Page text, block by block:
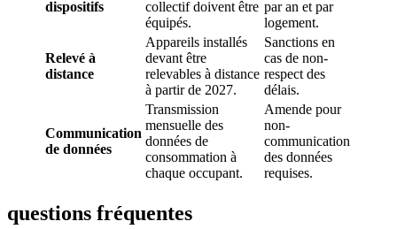
dispositifs
collectif doivent être
équipés.
par an et par
logement.
Relevé à
distance
Appareils installés
devant être
relevables à distance
à partir de 2027.
Sanctions en
cas de non-
respect des
délais.
Communication
de données
Transmission
mensuelle des
données de
consommation à
chaque occupant.
Amende pour
non-
communication
des données
requises.
questions fréquentes